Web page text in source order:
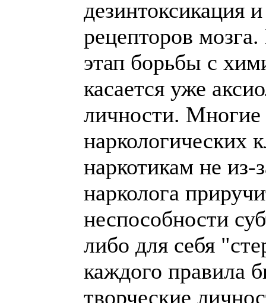
дезинтоксикация
рецепторов
этап борьбы с
касается уже
личности. Многие
наркологических
наркотикам не из-
нарколога
неспособности
либо для себя
каждого правила
творческие